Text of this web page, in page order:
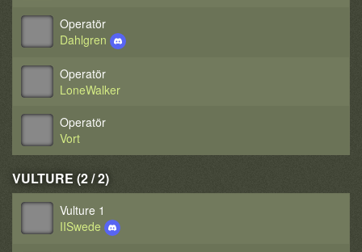
Operatör
Dahlgren
Operatör
LoneWalker
Operatör
Vort
VULTURE (2 / 2)
Vulture 1
IISwede